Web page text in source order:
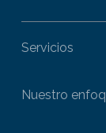
Servicios
Nuestro